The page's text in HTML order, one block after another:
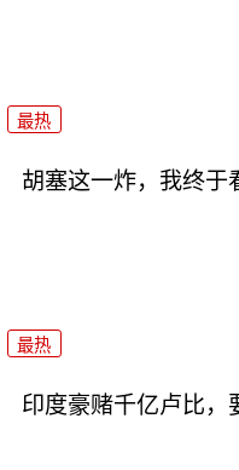
最热
胡塞这一炸，我终于
最热
印度豪赌千亿卢比，